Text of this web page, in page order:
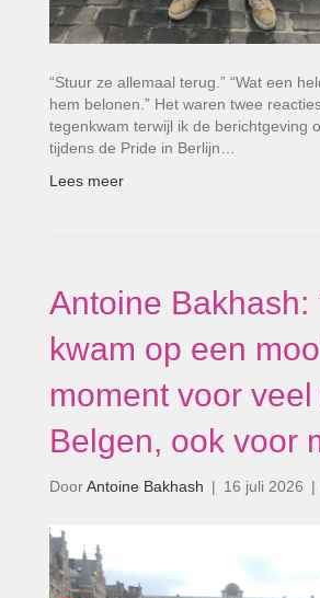
“Stuur ze allemaal terug.” “Wat een
hem belonen.” Het waren twee
tegenkwam terwijl ik de berichtgeving
tijdens de Pride in Berlijn…
Lees meer
Antoine Bakhash:
kwam op een
moment voor
Belgen, ook voor
DoorAntoine Bakhash | 16 juli 2026 |